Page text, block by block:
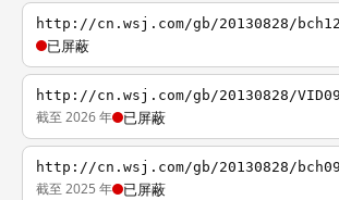
http://cn.wsj.com/gb/20130828/
已屏蔽
http://cn.wsj.com/gb/20130828/
截至 2026 年 已屏蔽
http://cn.wsj.com/gb/20130828/
截至 2025 年 已屏蔽